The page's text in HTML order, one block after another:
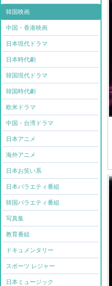
韓国映画
中国・香港映画
日本現代ドラマ
日本時代劇
韓国現代ドラマ
韓国時代劇
欧米ドラマ
中国・台湾ドラマ
日本アニメ
海外アニメ
日本お笑い系
日本バラエティ番組
韓国バラエティ番組
写真集
教育番組
ドキュメンタリー
スポーツ レジャー
日本ミュージック